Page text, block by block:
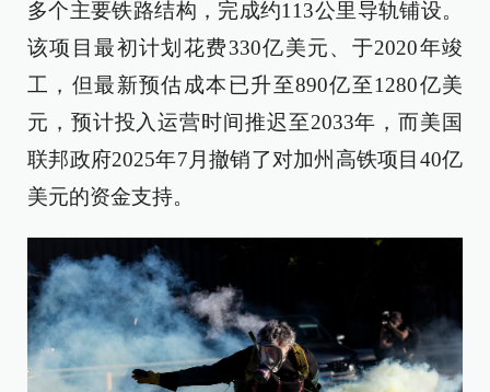
多个主要铁路结构，完成约113公里导轨铺设。
该项目最初计划花费330亿美元、于2020年竣
工，但最新预估成本已升至890亿至1280亿美
元，预计投入运营时间推迟至2033年，而美国
联邦政府2025年7月撤销了对加州高铁项目40亿
美元的资金支持。